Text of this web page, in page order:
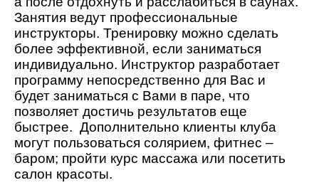
Занятия ведут профессиональные
инструкторы. Тренировку можно сделать
более эффективной, если заниматься
индивидуально. Инструктор разработает
программу непосредственно для Вас и
будет заниматься с Вами в паре, что
позволяет достичь результатов еще
быстрее. Дополнительно клиенты клуба
могут пользоваться солярием, фитнес –
баром; пройти курс массажа или посетить
салон красоты.